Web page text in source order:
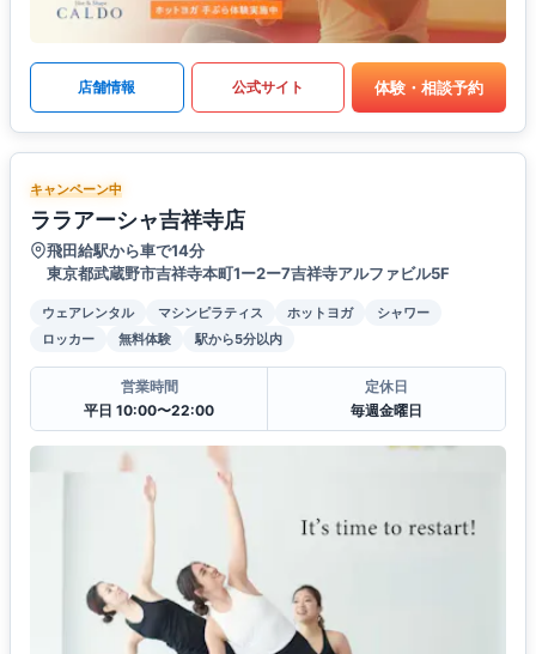
店舗情報 公式サイト 体験・相談予約
キャンペーン中
ララアーシャ吉祥寺店
飛田給駅から車で14分
東京都武蔵野市吉祥寺本町1ー2ー7吉祥寺アルファビル5F
ウェアレンタル マシンピラティス ホットヨガ
シャワー
ロッカー
無料体験 駅から5分以内
営業時間
平日 10:00〜22:00
定休日
毎週金曜日